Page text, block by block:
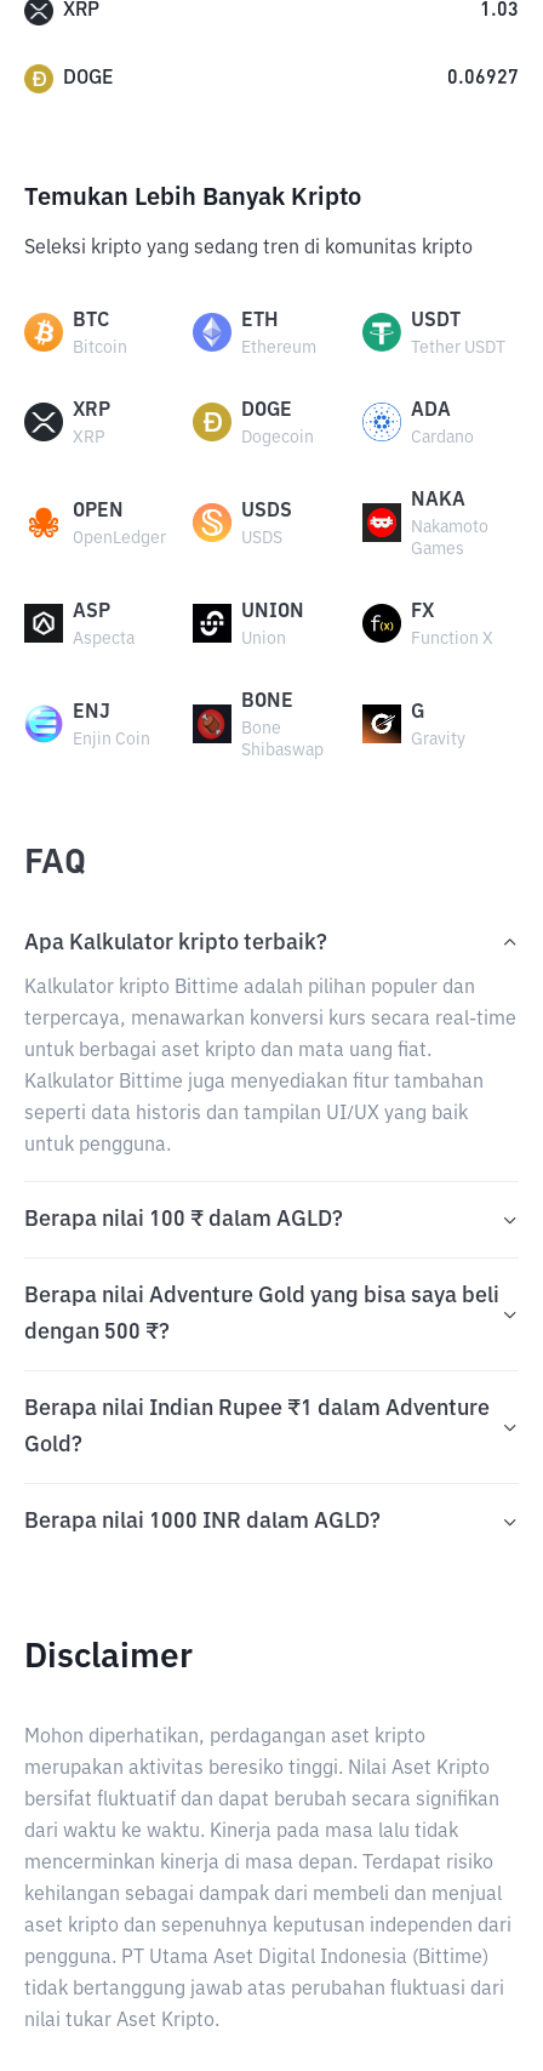
XRP 1.03
DOGE 0.06927
Temukan Lebih Banyak Kripto
Seleksi kripto yang sedang tren di komunitas kripto
BTC
Bitcoin
ETH
Ethereum
USDT
Tether USDT
XRP
XRP
DOGE
Dogecoin
ADA
Cardano
OPEN
OpenLedger
USDS
USDS
NAKA
Nakamoto
Games
ASP
Aspecta
UNION
Union
FX
Function X
ENJ
Enjin Coin
BONE
Bone
Shibaswap
G
Gravity
FAQ
Apa Kalkulator kripto terbaik?
Kalkulator kripto Bittime adalah pilihan populer dan
terpercaya, menawarkan konversi kurs secara real-time
untuk berbagai aset kripto dan mata uang fiat.
Kalkulator Bittime juga menyediakan fitur tambahan
seperti data historis dan tampilan UI/UX yang baik
untuk pengguna.
Berapa nilai 100 ₹ dalam AGLD?
Berapa nilai Adventure Gold yang bisa saya beli
dengan 500 ₹?
Berapa nilai Indian Rupee ₹1 dalam Adventure
Gold?
Berapa nilai 1000 INR dalam AGLD?
Disclaimer
Mohon diperhatikan, perdagangan aset kripto
merupakan aktivitas beresiko tinggi. Nilai Aset Kripto
bersifat fluktuatif dan dapat berubah secara signifikan
dari waktu ke waktu. Kinerja pada masa lalu tidak
mencerminkan kinerja di masa depan. Terdapat risiko
kehilangan sebagai dampak dari membeli dan menjual
aset kripto dan sepenuhnya keputusan independen dari
pengguna. PT Utama Aset Digital Indonesia (Bittime)
tidak bertanggung jawab atas perubahan fluktuasi dari
nilai tukar Aset Kripto.